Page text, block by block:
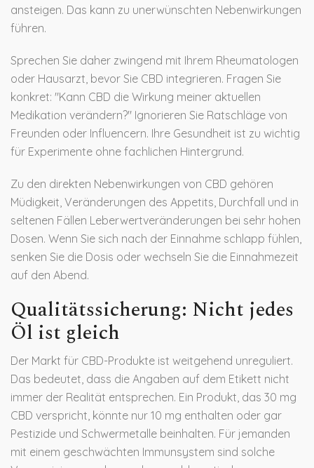
ansteigen. Das kann zu unerwünschten Nebenwirkungen
führen.
Sprechen Sie daher zwingend mit Ihrem Rheumatologen
oder Hausarzt, bevor Sie CBD integrieren. Fragen Sie
konkret: "Kann CBD die Wirkung meiner aktuellen
Medikation verändern?" Ignorieren Sie Ratschläge von
Freunden oder Influencern. Ihre Gesundheit ist zu wichtig
für Experimente ohne fachlichen Hintergrund.
Zu den direkten Nebenwirkungen von CBD gehören
Müdigkeit, Veränderungen des Appetits, Durchfall und in
seltenen Fällen Leberwertveränderungen bei sehr hohen
Dosen. Wenn Sie sich nach der Einnahme schlapp fühlen,
senken Sie die Dosis oder wechseln Sie die Einnahmezeit
auf den Abend.
Qualitätssicherung: Nicht jedes
Öl ist gleich
Der Markt für CBD-Produkte ist weitgehend unreguliert.
Das bedeutet, dass die Angaben auf dem Etikett nicht
immer der Realität entsprechen. Ein Produkt, das 30 mg
CBD verspricht, könnte nur 10 mg enthalten oder gar
Pestizide und Schwermetalle beinhalten. Für jemanden
mit einem geschwächten Immunsystem sind solche